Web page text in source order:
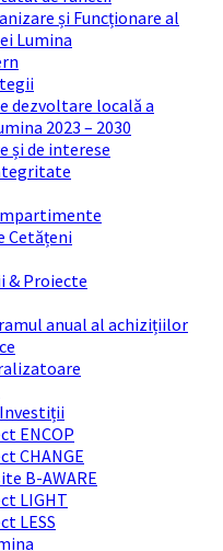
și Funcționare al
Lumina
dezvoltare locală a
2023 – 2030
și de interese
Cetățeni
& Proiecte
anual al achizițiilor
ENCOP
CHANGE
B-AWARE
LIGHT
LESS